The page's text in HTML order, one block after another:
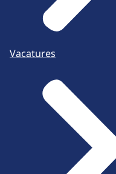
Vacatures